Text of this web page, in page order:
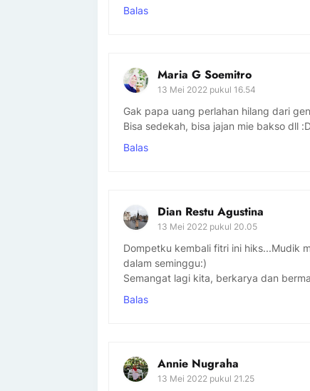
Balas
Maria G Soemitro
13 Mei 2022 pukul 16.54
Gak papa uang perlahan hilang dari
Bisa sedekah, bisa jajan mie bakso dll
Balas
Dian Restu Agustina
13 Mei 2022 pukul 20.05
Dompetku kembali fitri ini hiks...Mudik
dalam seminggu:)
Semangat lagi kita, berkarya dan
Balas
Annie Nugraha
13 Mei 2022 pukul 21.25